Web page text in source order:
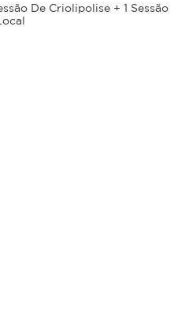
De Criolipolise + 1 Sessão